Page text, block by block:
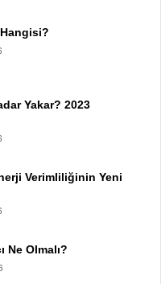
Yakar? 2023
Verimliliğinin Yeni
Ne Olmalı?